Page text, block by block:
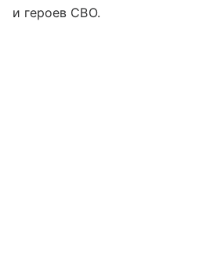
и героев СВО.